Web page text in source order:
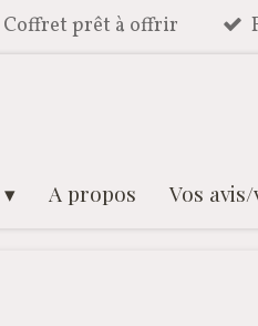
Coffret prêt à offrir
A propos Vos